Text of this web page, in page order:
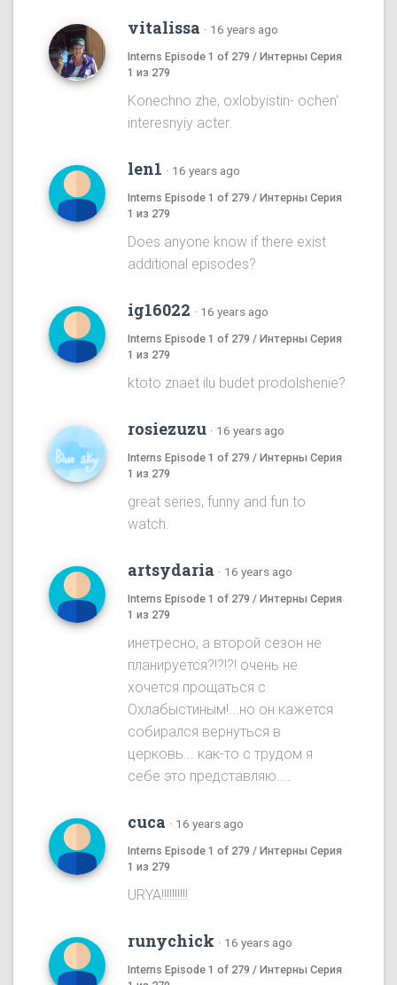
vitalissa · 16 years ago
Interns Episode 1 of 279 / Интерны Серия
1 из 279
Konechno zhe, oxlobyistin- ochen'
interesnyiy acter.
len1 · 16 years ago
Interns Episode 1 of 279 / Интерны Серия
1 из 279
Does anyone know if there exist
additional episodes?
ig16022 · 16 years ago
Interns Episode 1 of 279 / Интерны Серия
1 из 279
ktoto znaet ilu budet prodolshenie?
rosiezuzu · 16 years ago
Interns Episode 1 of 279 / Интерны Серия
1 из 279
great series, funny and fun to
watch.
artsydaria · 16 years ago
Interns Episode 1 of 279 / Интерны Серия
1 из 279
инетресно, а второй сезон не
планируется?!?!?! очень не
хочется прощаться с
Охлабыстиным!...но он кажется
собирался вернуться в
церковь... как-то с трудом я
себе это представляю....
cuca · 16 years ago
Interns Episode 1 of 279 / Интерны Серия
1 из 279
URYA!!!!!!!!!!
runychick · 16 years ago
Interns Episode 1 of 279 / Интерны Серия